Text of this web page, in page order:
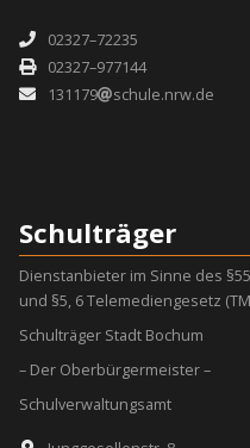
02327–72235
02327–977144
131179
schule.nrw.de
Schulträger
Dienstanbieter im Sinne des
und §5, 6 Telemediengesetz
Schulträger Stadt Bochum
– Der Oberbürgermeister –
Schulverwaltungsamt